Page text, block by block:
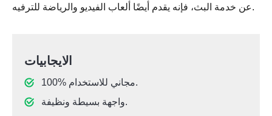
عن خدمة البث، فإنه يقدم أيضًا ألعاب الفيديو والرياضة للترفيه.
الايجابيات
100% مجاني للاستخدام.
واجهة بسيطة ونظيفة.